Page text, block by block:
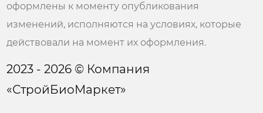
оформлены к моменту опубликования
изменений, исполняются на условиях, которые
действовали на момент их оформления.
2023 - 2026 © Компания
«СтройБиоМаркет»